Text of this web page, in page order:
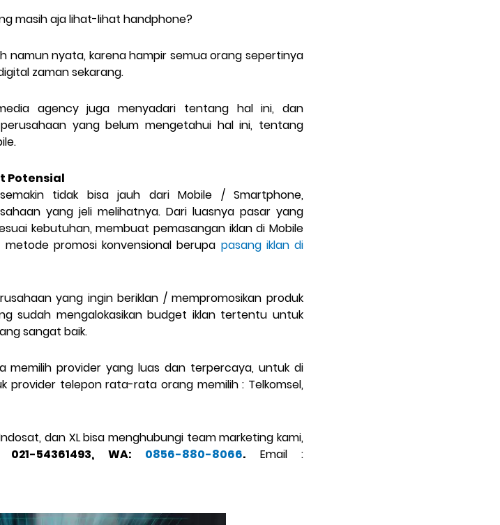
masih aja lihat-lihat handphone?
namun nyata, karena hampir semua orang sepertinya
zaman sekarang.
agency juga menyadari tentang hal ini, dan
yang belum mengetahui hal ini, tentang
Potensial
tidak bisa jauh dari Mobile / Smartphone,
yang jeli melihatnya. Dari luasnya pasar yang
kebutuhan, membuat pemasangan iklan di Mobile
promosi konvensional berupa pasang iklan di
yang ingin beriklan / mempromosikan produk
sudah mengalokasikan budget iklan tertentu untuk
sangat baik.
memilih provider yang luas dan terpercaya, untuk di
provider telepon rata-rata orang memilih : Telkomsel,
dan XL bisa menghubungi team marketing kami,
021-54361493, WA: 0856-880-8066. Email :